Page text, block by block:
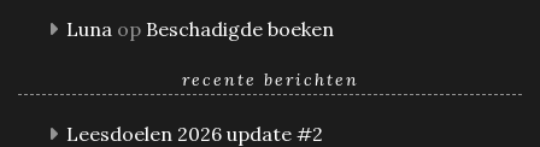
Luna op Beschadigde boeken
recente berichten
Leesdoelen 2026 update #2